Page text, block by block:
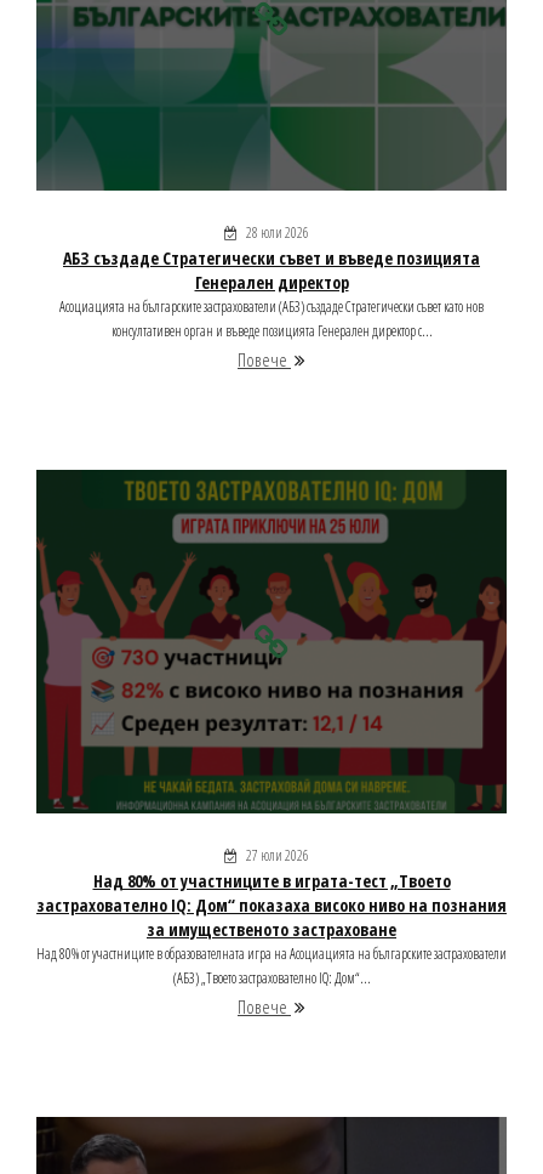
28 юли 2026
АБЗ създаде Стратегически съвет и въведе позицията
Генерален директор
Асоциацията на българските застрахователи (АБЗ) създаде Стратегически съвет като нов
консултативен орган и въведе позицията Генерален директор с...
Повече
27 юли 2026
Над 80% от участниците в играта-тест „Твоето
застрахователно IQ: Дом“ показаха високо ниво на познания
за имущественото застраховане
Над 80% от участниците в образователната игра на Асоциацията на българските застрахователи
(АБЗ) „Твоето застрахователно IQ: Дом“...
Повече